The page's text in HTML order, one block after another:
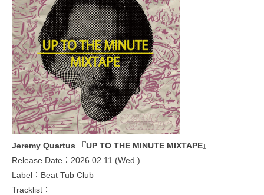
Jeremy Quartus 『UP TO THE MINUTE MIXTAPE』
Release Date：2026.02.11 (Wed.)
Label：Beat Tub Club
Tracklist：